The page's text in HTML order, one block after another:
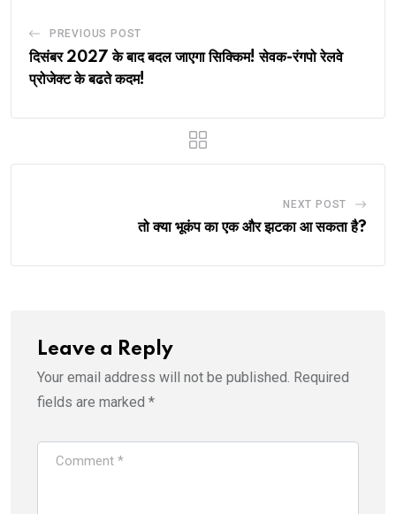
PREVIOUS POST
दिसंबर 2027 के बाद बदल जाएगा सिक्किम! सेवक-रंगपो रेलवे
प्रोजेक्ट के बढते कदम!
NEXT POST
तो क्या भूकंप का एक और झटका आ सकता है?
Leave a Reply
Your email address will not be published. Required
fields are marked *